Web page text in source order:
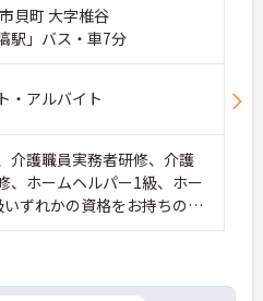
貝町 大字椎谷
駅」バス・車7分
・アルバイト
介護職員実務者研修、介護
、ホームヘルパー1級、ホー
ずれかの資格をお持ちの
■普通自動車運転免許（A